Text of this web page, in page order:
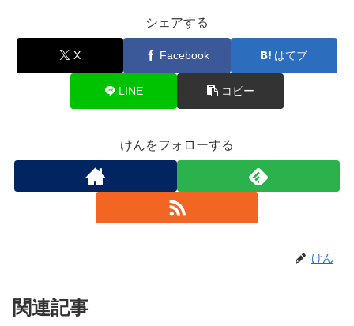
シェアする
X Facebook はてブ
LINE コピー
けんをフォローする
けん
関連記事